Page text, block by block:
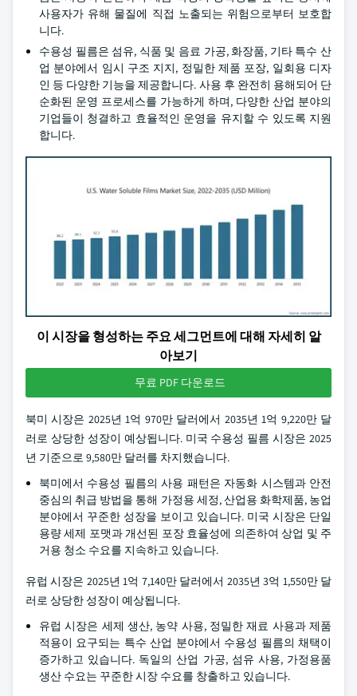
사용자가 유해 물질에 직접 노출되는 위험으로부터 보호합
니다.
수용성 필름은 섬유, 식품 및 음료 가공, 화장품, 기타 특수 산
업 분야에서 임시 구조 지지, 정밀한 제품 포장, 일회용 디자
인 등 다양한 기능을 제공합니다. 사용 후 완전히 용해되어 단
순화된 운영 프로세스를 가능하게 하며, 다양한 산업 분야의
기업들이 청결하고 효율적인 운영을 유지할 수 있도록 지원
합니다.
이 시장을 형성하는 주요 세그먼트에 대해 자세히 알
아보기
무료 PDF 다운로드
북미 시장은 2025년 1억 970만 달러에서 2035년 1억 9,220만 달
러로 상당한 성장이 예상됩니다. 미국 수용성 필름 시장은 2025
년 기준으로 9,580만 달러를 차지했습니다.
북미에서 수용성 필름의 사용 패턴은 자동화 시스템과 안전
중심의 취급 방법을 통해 가정용 세정, 산업용 화학제품, 농업
분야에서 꾸준한 성장을 보이고 있습니다. 미국 시장은 단일
용량 세제 포맷과 개선된 포장 효율성에 의존하여 상업 및 주
거용 청소 수요를 지속하고 있습니다.
유럽 시장은 2025년 1억 7,140만 달러에서 2035년 3억 1,550만 달
러로 상당한 성장이 예상됩니다.
유럽 시장은 세제 생산, 농약 사용, 정밀한 재료 사용과 제품
적용이 요구되는 특수 산업 분야에서 수용성 필름의 채택이
증가하고 있습니다. 독일의 산업 가공, 섬유 사용, 가정용품
생산 수요는 꾸준한 시장 수요를 창출하고 있습니다.